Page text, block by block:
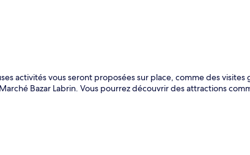
activités vous seront proposées sur place, comme des visites
Bazar Labrin. Vous pourrez découvrir des attractions